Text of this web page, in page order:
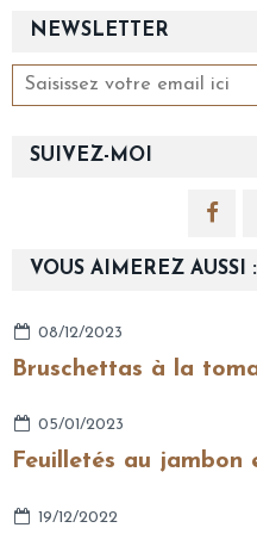
NEWSLETTER
SUIVEZ-MOI
VOUS AIMEREZ AUSSI :
08/12/2023
Bruschettas à la
05/01/2023
Feuilletés au
19/12/2022